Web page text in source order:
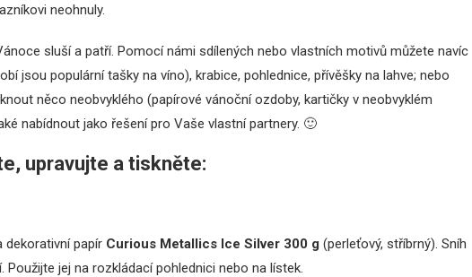
neohnuly.
sluší a patří. Pomocí námi sdílených nebo vlastních motivů můžete navíc
jsou populární tašky na víno), krabice, pohlednice, přívěšky na lahve; nebo
něco neobvyklého (papírové vánoční ozdoby, kartičky v neobvyklém
nabídnout jako řešení pro Vaše vlastní partnery. 🙂
upravujte a tiskněte:
dekorativní papír Curious Metallics Ice Silver 300 g (perleťový, stříbrný). Sníh
jej na rozkládací pohlednici nebo na lístek.